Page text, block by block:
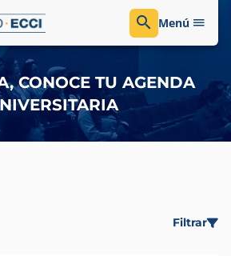
Menú
CONOCE TU AGENDA
Filtrar